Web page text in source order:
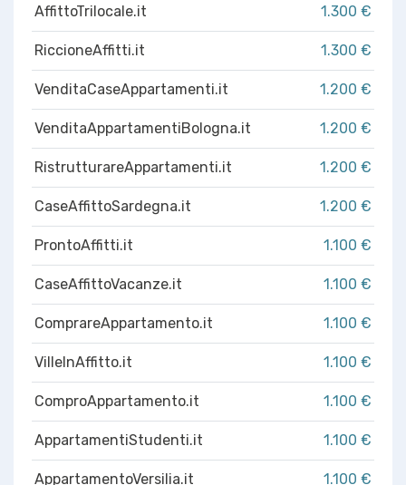
AffittoTrilocale.it 1.300 €
RiccioneAffitti.it 1.300 €
VenditaCaseAppartamenti.it 1.200 €
VenditaAppartamentiBologna.it 1.200 €
RistrutturareAppartamenti.it 1.200 €
CaseAffittoSardegna.it 1.200 €
ProntoAffitti.it 1.100 €
CaseAffittoVacanze.it 1.100 €
ComprareAppartamento.it 1.100 €
VilleInAffitto.it 1.100 €
ComproAppartamento.it 1.100 €
AppartamentiStudenti.it 1.100 €
AppartamentoVersilia.it 1.100 €